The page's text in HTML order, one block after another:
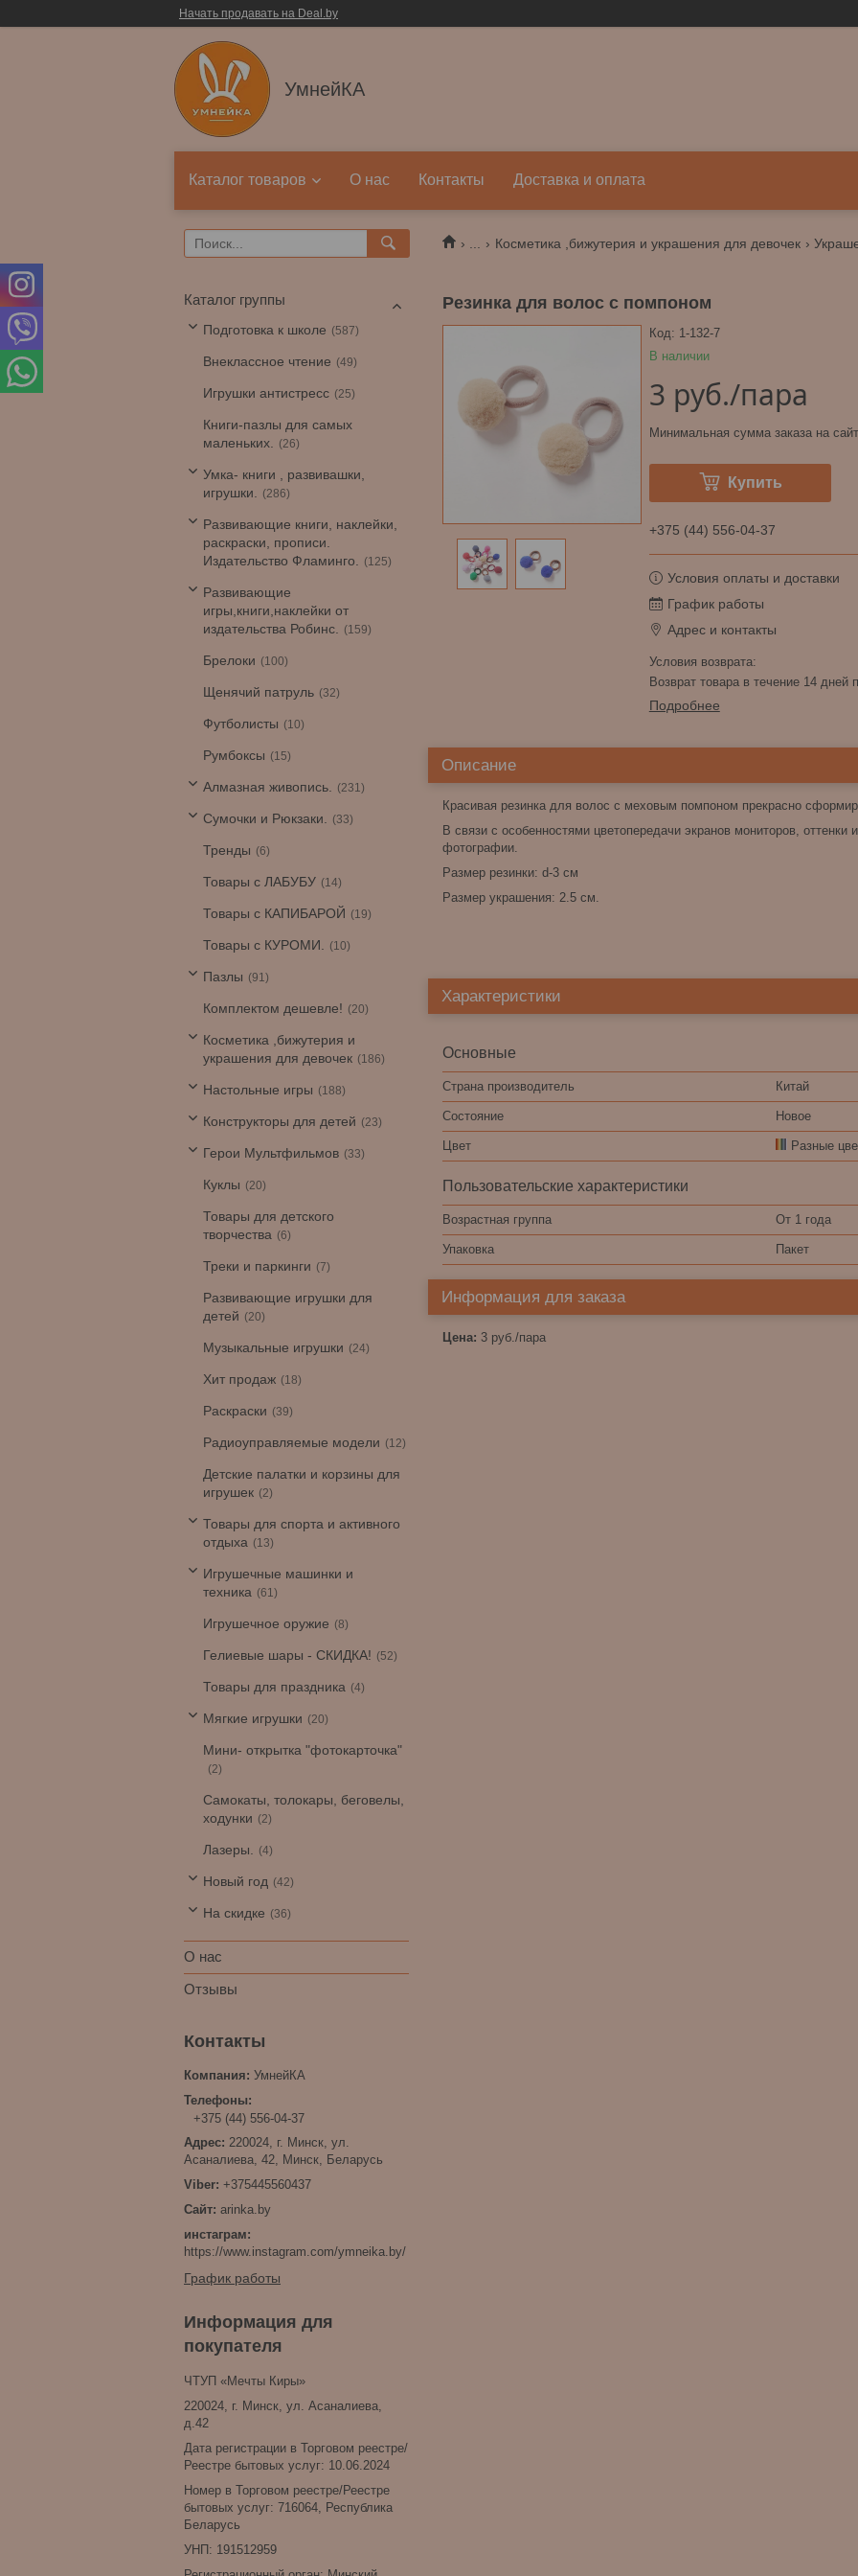
Начать продавать на Deal.by
УмнейКА
Каталог товаров О нас Контакты Доставка и оплата
Косметика ,бижутерия и украшения для девочек
Резинка для волос с помпоном
В наличии
Код: 1-132-7
3 руб./пара
Минимальная сумма заказа на
Купить
+375 (44) 556-04-37
Условия оплаты и доставки
График работы
Адрес и контакты
возврат товара в течение 14 дней
Подробнее
Описание
Красивая резинка для волос с меховым помпоном прекрасно
В связи с особенностями цветопередачи экранов мониторов, оттенки
фотографии.
Размер резинки: d-3 см
Размер украшения: 2.5 см.
Характеристики
Основные
Страна производитель Китай
Состояние Новое
Цвет Разные
Пользовательские характеристики
Возрастная группа От 1 года
Упаковка Пакет
Информация для заказа
Цена: 3 руб./пара
Каталог группы
Подготовка к школе 587
Внеклассное чтение 49
Игрушки антистресс 25
Книги-пазлы для самых
маленьких.
26
Умка- книги , развивашки,
игрушки.
286
Развивающие книги, наклейки,
раскраски, прописи.
Издательство Фламинго.
125
Развивающие
игры,книги,наклейки от
издательства Робинс.
159
Брелоки 100
Щенячий патруль 32
Футболисты 10
Румбоксы 15
Алмазная живопись. 231
Сумочки и Рюкзаки. 33
Тренды 6
Товары с ЛАБУБУ 14
Товары с КАПИБАРОЙ 19
Товары с КУРОМИ. 10
Пазлы 91
Комплектом дешевле! 20
Косметика ,бижутерия и
украшения для девочек
186
Настольные игры 188
Конструкторы для детей 23
Герои Мультфильмов 33
Куклы 20
Товары для детского
творчества
6
Треки и паркинги 7
Развивающие игрушки для
детей
20
Музыкальные игрушки 24
Хит продаж 18
Раскраски 39
Радиоуправляемые модели 12
Детские палатки и корзины для
игрушек
2
Товары для спорта и активного
отдыха
13
Игрушечные машинки и
техника
61
Игрушечное оружие 8
Гелиевые шары - СКИДКА! 52
Товары для праздника 4
Мягкие игрушки 20
Мини- открытка "фотокарточка"
2
Самокаты, толокары, беговелы,
ходунки
2
Лазеры. 4
Новый год 42
На скидке 36
О нас
Отзывы
УмнейКА
+375 (44) 556-04-37
220024, г. Минск, ул.
Асаналиева, 42, Минск, Беларусь
+375445560437
arinka.by
инстаграм
https://www.instagram.com/ymneika.by/
График работы
Информация для
покупателя
ЧТУП «Мечты Киры»
220024, г. Минск, ул. Асаналиева,
д.42
Дата регистрации в Торговом реестре/
Реестре бытовых услуг: 10.06.2024
Номер в Торговом реестре/Реестре
бытовых услуг: 716064, Республика
Беларусь
УНП: 191512959